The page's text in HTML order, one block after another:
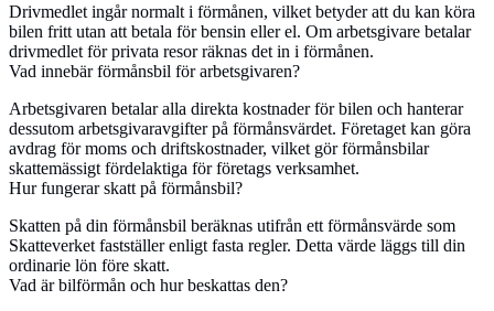
Drivmedlet ingår normalt i förmånen, vilket betyder att du kan köra
bilen fritt utan att betala för bensin eller el. Om arbetsgivare betalar
drivmedlet för privata resor räknas det in i förmånen.
Vad innebär förmånsbil för arbetsgivaren?
Arbetsgivaren betalar alla direkta kostnader för bilen och hanterar
dessutom arbetsgivaravgifter på förmånsvärdet. Företaget kan göra
avdrag för moms och driftskostnader, vilket gör förmånsbilar
skattemässigt fördelaktiga för företags verksamhet.
Hur fungerar skatt på förmånsbil?
Skatten på din förmånsbil beräknas utifrån ett förmånsvärde som
Skatteverket fastställer enligt fasta regler. Detta värde läggs till din
ordinarie lön före skatt.
Vad är bilförmån och hur beskattas den?